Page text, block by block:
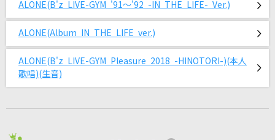
[生音]君の為のキミノウタ(ビデオクリップバー
ジョン)
川崎鷹也
ALONE(B'z LIVE-GYM '91～'92 -IN THE LIFE- Ver.)
ALONE(Album IN THE LIFE ver.)
ALONE(B'z LIVE-GYM Pleasure 2018 -HINOTORI-)(本人
歌唱)(生音)